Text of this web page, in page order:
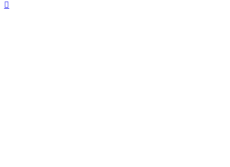
